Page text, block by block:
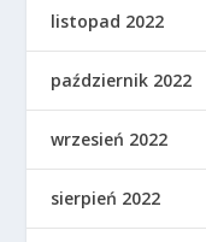
listopad 2022
październik 2022
wrzesień 2022
sierpień 2022